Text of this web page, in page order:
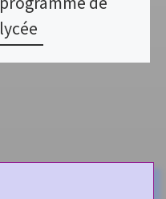
lycée